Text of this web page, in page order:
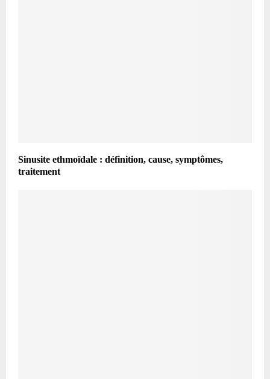
Sinusite ethmoïdale : définition, cause, symptômes,
traitement